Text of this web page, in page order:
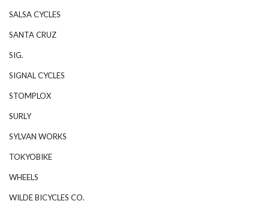
SALSA CYCLES
SANTA CRUZ
SIG.
SIGNAL CYCLES
STOMPLOX
SURLY
SYLVAN WORKS
TOKYOBIKE
WHEELS
WILDE BICYCLES CO.